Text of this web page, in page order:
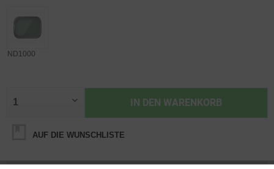
ND1000
IN DEN WARENKORB
AUF DIE WUNSCHLISTE